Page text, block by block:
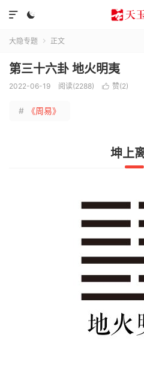


大隐专题  正文
第三十六卦 地火明夷
2022-06-19 阅读(2288)  赞(2)
# 《周易》
坤上